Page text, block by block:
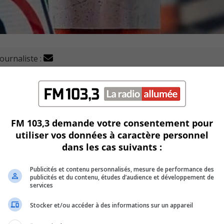
:
dès maintenant donner leur avis, concernant le projet
Ma voix à Saint-Bruno, jusqu’au 28 mai
pluvial et sanitaire, une reconstruction complète de la
FM 103,3 demande votre consentement pour
utiliser vos données à caractère personnel
dans les cas suivants :
Publicités et contenu personnalisés, mesure de performance des
publicités et du contenu, études d’audience et développement de
services
Stocker et/ou accéder à des informations sur un appareil